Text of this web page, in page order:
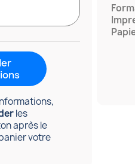
les
après le
votre